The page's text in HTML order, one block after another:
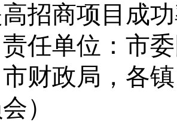
招商项目成
责任单位： 市
市财政局 ，各镇
）